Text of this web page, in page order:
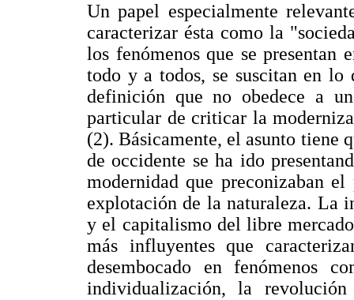
Un papel especialmente
caracterizar ésta como la
los fenómenos que se
todo y a todos, se suscitan en lo
definición que no obedece a
particular de criticar la
(2). Básicamente, el asunto tiene
de occidente se ha ido
modernidad que preconizaban
explotación de la naturaleza. La
y el capitalismo del libre
más influyentes que
desembocado en fenómenos
individualización, la